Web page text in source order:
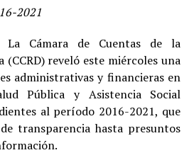
2021
La Cámara de Cuentas de la
(CCRD) reveló este miércoles una
administrativas y financieras en
Pública y Asistencia Social
al período 2016-2021, que
transparencia hasta presuntos